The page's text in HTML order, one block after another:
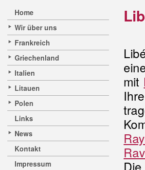
Home
Wir über uns
Frankreich
Griechenland
Italien
Litauen
Polen
Links
News
Kontakt
Impressum
mit